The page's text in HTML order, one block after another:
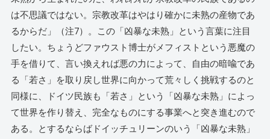
は不思議ではない。宗教改革はやはり確かに未熟の産物であ
るからだ」（注7）。この「凶暴な未熟」という言葉に注目
したい。ちょうどファウスト博士がメフィストという悪魔の
手を借りて、言い換えれば悪の力によって、自由の暗喩であ
る「若さ」を取り戻し世界に向かって荒々しく挑戦するのと
同様に、ドイツ民族も「若さ」という「凶暴な未熟」によっ
て世界を作り替え、完全なものにする事業へと突き進むので
ある。とするならばドイッチュリーンのいう「凶暴な未熟」